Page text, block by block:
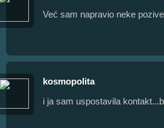
Već sam napravio neke
kosmopolita
i ja sam uspostavila